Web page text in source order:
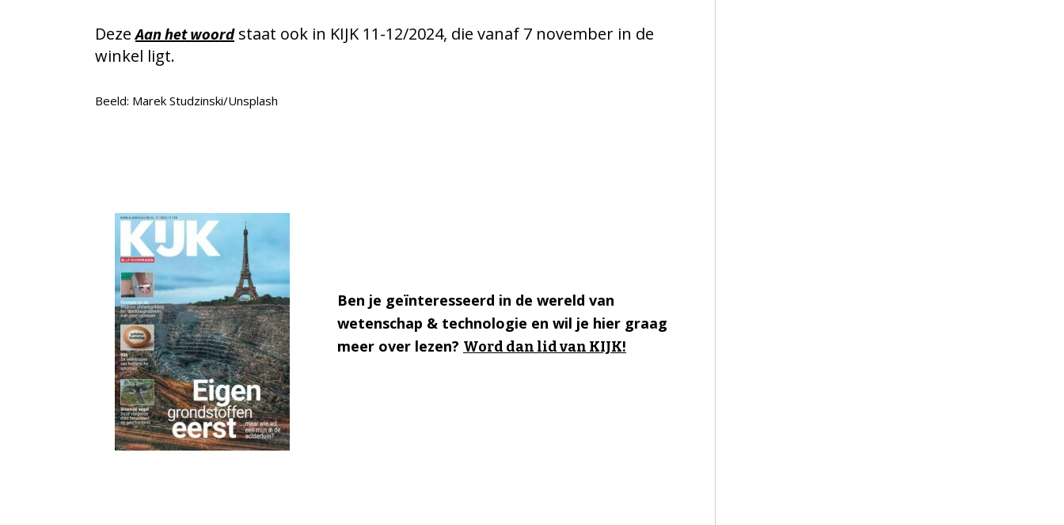
DezeAan het woordstaat ook in KIJK 11-12/2024, die vanaf 7 november in de
winkel ligt.
Beeld: Marek Studzinski/Unsplash
Ben je geïnteresseerd in de wereld van
wetenschap & technologie en wil je hier graag
meer over lezen? Word dan lid van KIJK!